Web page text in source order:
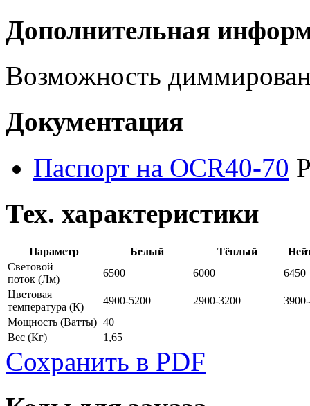
Дополнительная
Возможность
Документация
Паспорт на OCR40-70
Тех. характеристики
Параметр Белый Тёплый
Световой
поток (Лм)
6500 6000
6450
Цветовая
температура (К)
4900-5200 2900-3200
Мощность (Ватты) 40
Вес (Кг) 1,65
Сохранить в PDF